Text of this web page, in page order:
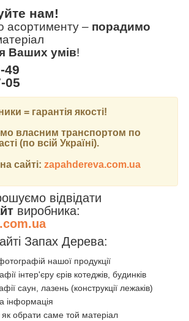
нам!
асортименту – порадимо
Ваших умів!
49
05
= гарантія якості!
власним транспортом по
(по всій Україні).
сайті: zapahdereva.com.ua
відвідати
виробника:
Запах Дерева:
нашої продукції
інтер'єру єрів котеджів, будинків
саун, лазень (конструкції лежаків)
інформація
обрати саме той матеріал